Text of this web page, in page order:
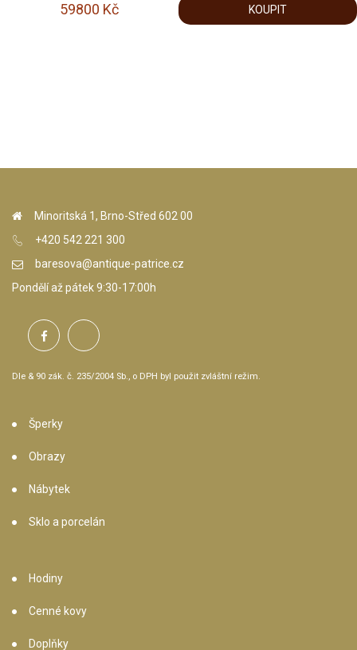
59800 Kč KOUPIT
Minoritská 1, Brno-Střed 602 00
+420 542 221 300
baresova@antique-patrice.cz
Pondělí až pátek 9:30-17:00h
Dle & 90 zák. č. 235/2004 Sb., o DPH byl použit zvláštní režim.
Šperky
Obrazy
Nábytek
Sklo a porcelán
Hodiny
Cenné kovy
Doplňky